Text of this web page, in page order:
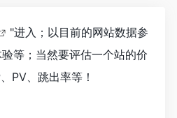
"进入；以目前的网站数据参
等；当然要评估一个站的价
PV、跳出率等！